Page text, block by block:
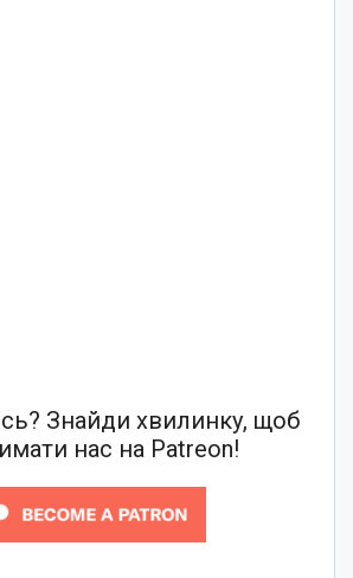
Знайди хвилинку, щоб
нас на Patreon!